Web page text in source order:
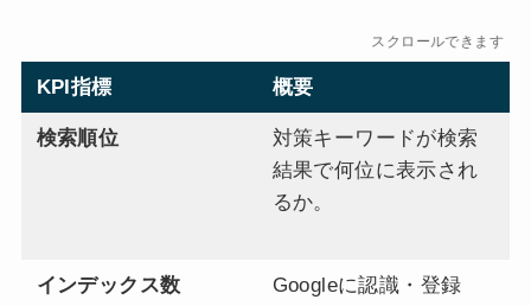
スクロールできます
KPI指標 概要
検索順位
対策キーワードが検索
結果で何位に表示され
るか。
インデックス数
Googleに認識・登録